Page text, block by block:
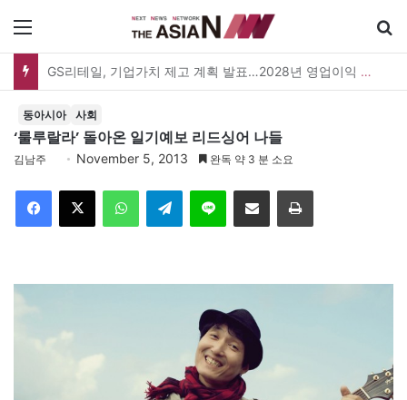
GS25, 세계 디자인 어워드 2관왕…‘소비뇽레몬블랑하이볼’ 디자인 경쟁력 인정
동아시아 사회
‘룰루랄라’ 돌아온 일기예보 리드싱어 나들
김남주 November 5, 2013 완독 약 3 분 소요
Telegram 이메일